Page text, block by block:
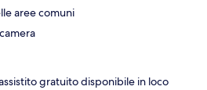
aree comuni
gratuito disponibile in loco